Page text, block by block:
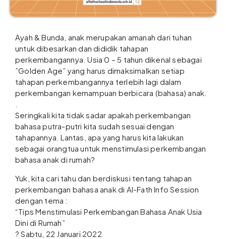
Ayah & Bunda, anak merupakan amanah dari tuhan
untuk dibesarkan dan dididik tahapan
perkembangannya. Usia 0 – 5 tahun dikenal sebagai
”Golden Age” yang harus dimaksimalkan setiap
tahapan perkembangannya terlebih lagi dalam
perkembangan kemampuan berbicara (bahasa) anak.
Seringkali kita tidak sadar apakah perkembangan
bahasa putra-putri kita sudah sesuai dengan
tahapannya. Lantas, apa yang harus kita lakukan
sebagai orangtua untuk menstimulasi perkembangan
bahasa anak di rumah?
Yuk, kita cari tahu dan berdiskusi tentang tahapan
perkembangan bahasa anak di Al-Fath Info Session
dengan tema :
“Tips Menstimulasi Perkembangan Bahasa Anak Usia
Dini di Rumah”
?️ Sabtu, 22 Januari 2022